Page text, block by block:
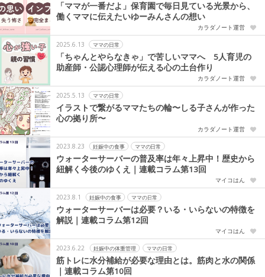
「ママが一番だよ」保育園で毎日見ている光景から、
働くママに伝えたいゆーみんさんの想い
カラダノート運営
2025.6.13 ママの日常
「ちゃんとやらなきゃ」で苦しいママへ 5人育児の
助産師・公認心理師が伝える心の土台作り
カラダノート運営
2025.5.13 ママの日常
イラストで繋がるママたちの輪〜しる子さんが作った
心の拠り所〜
カラダノート運営
2023.8.23 妊娠中の食事 ママの日常
ウォーターサーバーの普及率は年々上昇中！歴史から
紐解く今後のゆくえ｜連載コラム第13回
マイコはん
2023.8.1 妊娠中の食事 ママの日常
ウォーターサーバーは必要？いる・いらないの特徴を
解説｜連載コラム第12回
マイコはん
2023.6.22 妊娠中の体重管理 ママの日常
筋トレに水分補給が必要な理由とは。筋肉と水の関係
｜連載コラム第10回